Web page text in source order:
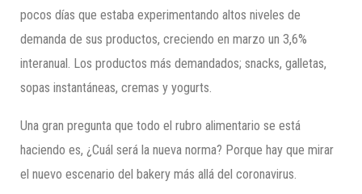
pocos días que estaba experimentando altos niveles de
demanda de sus productos, creciendo en marzo un 3,6%
interanual. Los productos más demandados; snacks, galletas,
sopas instantáneas, cremas y yogurts.
Una gran pregunta que todo el rubro alimentario se está
haciendo es, ¿Cuál será la nueva norma? Porque hay que mirar
el nuevo escenario del bakery más allá del coronavirus.